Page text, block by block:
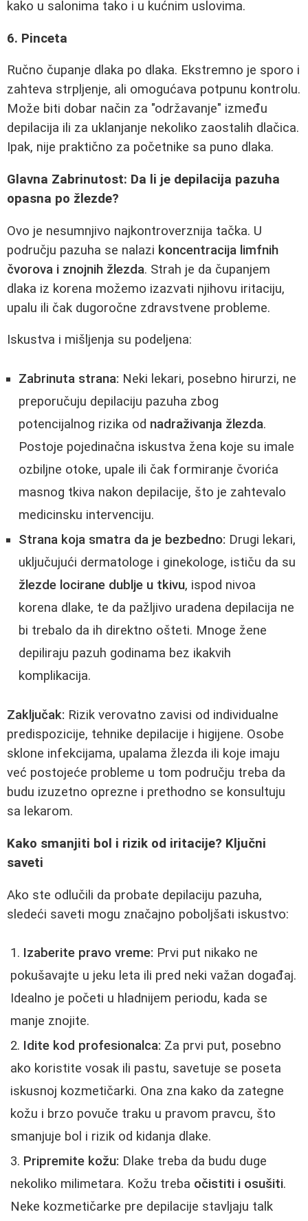
kako u salonima tako i u kućnim uslovima.
6. Pinceta
Ručno čupanje dlaka po dlaka. Ekstremno je sporo i
zahteva strpljenje, ali omogućava potpunu kontrolu.
Može biti dobar način za "održavanje" između
depilacija ili za uklanjanje nekoliko zaostalih dlačica.
Ipak, nije praktično za početnike sa puno dlaka.
Glavna Zabrinutost: Da li je depilacija pazuha
opasna po žlezde?
Ovo je nesumnjivo najkontroverznija tačka. U
području pazuha se nalazi koncentracija limfnih
čvorova i znojnih žlezda. Strah je da čupanjem
dlaka iz korena možemo izazvati njihovu iritaciju,
upalu ili čak dugoročne zdravstvene probleme.
Iskustva i mišljenja su podeljena:
Zabrinuta strana: Neki lekari, posebno hirurzi, ne
preporučuju depilaciju pazuha zbog
potencijalnog rizika od nadraživanja žlezda.
Postoje pojedinačna iskustva žena koje su imale
ozbiljne otoke, upale ili čak formiranje čvorića
masnog tkiva nakon depilacije, što je zahtevalo
medicinsku intervenciju.
Strana koja smatra da je bezbedno: Drugi lekari,
uključujući dermatologe i ginekologe, ističu da su
žlezde locirane dublje u tkivu, ispod nivoa
korena dlake, te da pažljivo uradena depilacija ne
bi trebalo da ih direktno ošteti. Mnoge žene
depiliraju pazuh godinama bez ikakvih
komplikacija.
Zaključak: Rizik verovatno zavisi od individualne
predispozicije, tehnike depilacije i higijene. Osobe
sklone infekcijama, upalama žlezda ili koje imaju
već postojeće probleme u tom području treba da
budu izuzetno oprezne i prethodno se konsultuju
sa lekarom.
Kako smanjiti bol i rizik od iritacije? Ključni
saveti
Ako ste odlučili da probate depilaciju pazuha,
sledeći saveti mogu značajno poboljšati iskustvo:
Izaberite pravo vreme: Prvi put nikako ne
pokušavajte u jeku leta ili pred neki važan događaj.
Idealno je početi u hladnijem periodu, kada se
manje znojite.
Idite kod profesionalca: Za prvi put, posebno
ako koristite vosak ili pastu, savetuje se poseta
iskusnoj kozmetičarki. Ona zna kako da zategne
kožu i brzo povuče traku u pravom pravcu, što
smanjuje bol i rizik od kidanja dlake.
Pripremite kožu: Dlake treba da budu duge
nekoliko milimetara. Kožu treba očistiti i osušiti.
Neke kozmetičarke pre depilacije stavljaju talk